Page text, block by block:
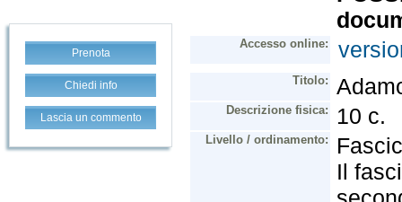
Prenota
Chiedi info
Lascia un commento